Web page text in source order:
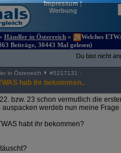
Impressum|
Werbung
Händler in Österreich »
Welches
Beiträge, 30443 Mal gelesen)
Du bist nicht
in Österreich #5217131
hab ihr bekommen..
bzw. 23 schon vermutlich die
auspacken werdeb nun meine Frage
habt ihr bekommen?